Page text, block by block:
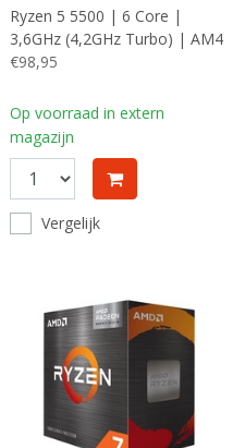
Ryzen 5 5500 | 6 Core |
3,6GHz (4,2GHz Turbo) | AM4
| Processor | CPU
€98,95
Op voorraad in extern
magazijn
Vergelijk